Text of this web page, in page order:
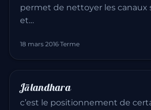
permet de nettoyer les canaux
et…
18 mars 2016·Terme
Jālandhara
c’est le positionnement de